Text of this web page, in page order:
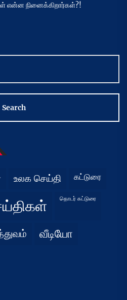
என்ன நினைக்கிறார்கள்?!
உலக செய்தி கட்டுரை
செய்திகள் தொடர் கட்டுரை
வீடியோ